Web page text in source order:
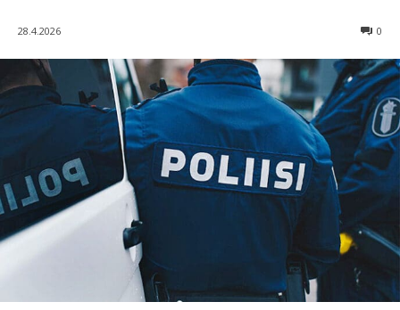
28.4.2026 0